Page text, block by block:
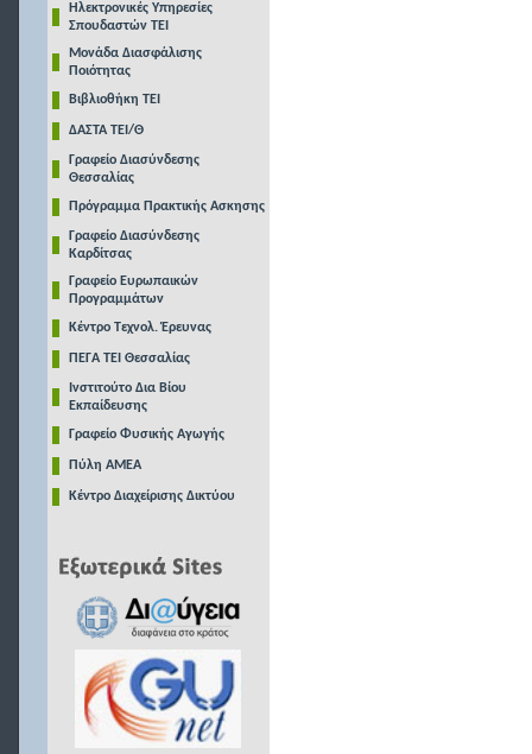
Ηλεκτρονικές Υπηρεσίες
Σπουδαστών ΤΕΙ
Μονάδα Διασφάλισης
Ποιότητας
Βιβλιοθήκη ΤΕΙ
ΔΑΣΤΑ ΤΕΙ/Θ
Γραφείο Διασύνδεσης
Θεσσαλίας
Πρόγραμμα Πρακτικής Ασκησης
Γραφείο Διασύνδεσης
Καρδίτσας
Γραφείο Ευρωπαικών
Προγραμμάτων
Κέντρο Τεχνολ. Έρευνας
ΠΕΓΑ ΤΕΙ Θεσσαλίας
Ινστιτούτο Δια Βίου
Εκπαίδευσης
Γραφείο Φυσικής Αγωγής
Πύλη ΑΜΕΑ
Κέντρο Διαχείρισης Δικτύου